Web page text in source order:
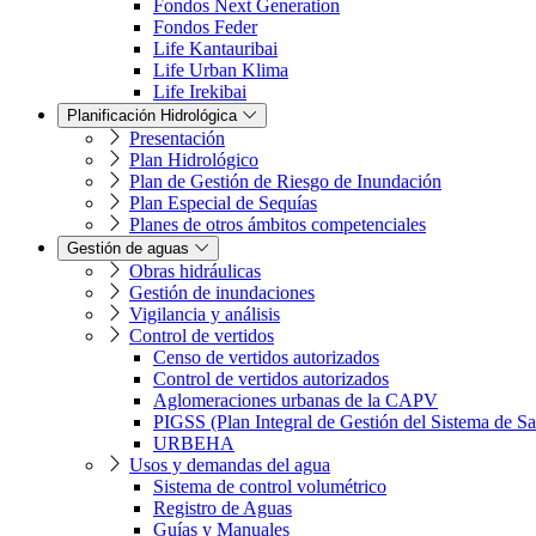
Fondos Next Generation
Fondos Feder
Life Kantauribai
Life Urban Klima
Life Irekibai
Planificación Hidrológica
Presentación
Plan Hidrológico
Plan de Gestión de Riesgo de Inundación
Plan Especial de Sequías
Planes de otros ámbitos competenciales
Gestión de aguas
Obras hidráulicas
Gestión de inundaciones
Vigilancia y análisis
Control de vertidos
Censo de vertidos autorizados
Control de vertidos autorizados
Aglomeraciones urbanas de la CAPV
PIGSS (Plan Integral de Gestión del Sistema de
URBEHA
Usos y demandas del agua
Sistema de control volumétrico
Registro de Aguas
Guías y Manuales